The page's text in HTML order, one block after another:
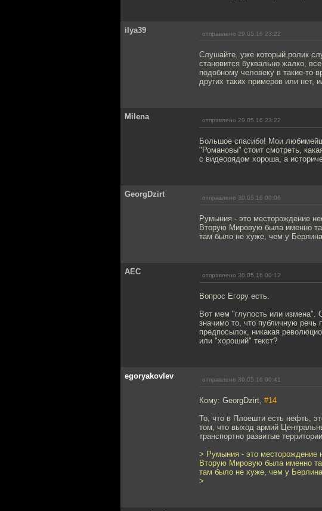
ilya39 отправлено 29.05.16 23:22
Слушайте, уже который ролик
становится буквально жалко,
подобному человеку в такие-то
других таких примеров или нет,
Milena отправлено 29.05.16 23:22
Большое спасибо! Мои
"Романовы" стоит смотреть,
с видеорядом хороша, а
GeorgDzirt отправлено 30.05.16 00:06
Румыния - это месторождение
Вторую Мировую была именно
там было не хуже, чем у
АЕС отправлено 30.05.16 00:12
Вопрос Егору есть.
Вот мем "глупость или измена".
значимо то, что публичную
предпосылок, никакая
или "хороший" текст?
egoryakovlev отправлено 30.05.16 00:41
Кому: GeorgDzirt, #14
То, что в Плоешти есть нефть,
том, что выход армий
транспортно развитые
> Румыния - это месторождение
Вторую Мировую была именно
там было не хуже, чем у
>